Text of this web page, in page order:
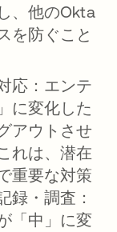
、他のOkta
を防ぐこと
応： エンテ
に変化した
アウトさせ
れは、潜在
重要な対策
録・調査：
「中」に変